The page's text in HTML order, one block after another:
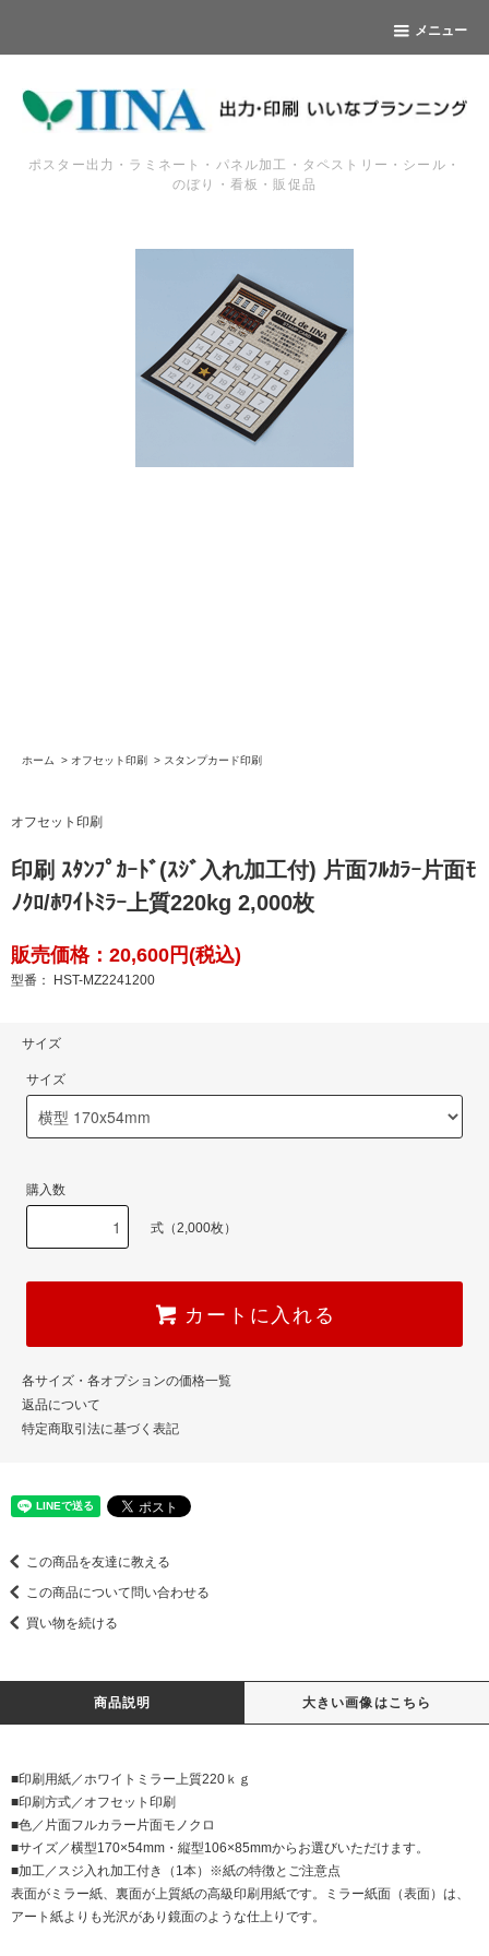
メニュー
ポスター出力・ラミネート・パネル加工・タペストリー・シール・
のぼり・看板・販促品
ホーム > オフセット印刷 > スタンプカード印刷
オフセット印刷
印刷 ｽﾀﾝﾌﾟｶｰﾄﾞ(ｽｼﾞ入れ加工付) 片面ﾌﾙｶﾗｰ片面ﾓ
ﾉｸﾛ/ﾎﾜｲﾄﾐﾗｰ上質220kg 2,000枚
販売価格：20,600円(税込)
型番： HST-MZ2241200
サイズ
サイズ
購入数
式（2,000枚）
カートに入れる
各サイズ・各オプションの価格一覧
返品について
特定商取引法に基づく表記
この商品を友達に教える
この商品について問い合わせる
買い物を続ける
商品説明 大きい画像はこちら
■印刷用紙／ホワイトミラー上質220ｋｇ
■印刷方式／オフセット印刷
■色／片面フルカラー片面モノクロ
■サイズ／横型170×54mm・縦型106×85mmからお選びいただけます。
■加工／スジ入れ加工付き（1本）※紙の特徴とご注意点
表面がミラー紙、裏面が上質紙の高級印刷用紙です。ミラー紙面（表面）は、
アート紙よりも光沢があり鏡面のような仕上りです。